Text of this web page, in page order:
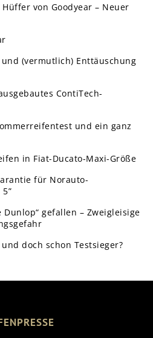
von Goodyear – Neuer
(vermutlich) Enttäuschung
ContiTech-
und ein ganz
in Fiat-Ducato-Maxi-Größe
für Norauto-
gefallen – Zweigleisige
doch schon Testsieger?